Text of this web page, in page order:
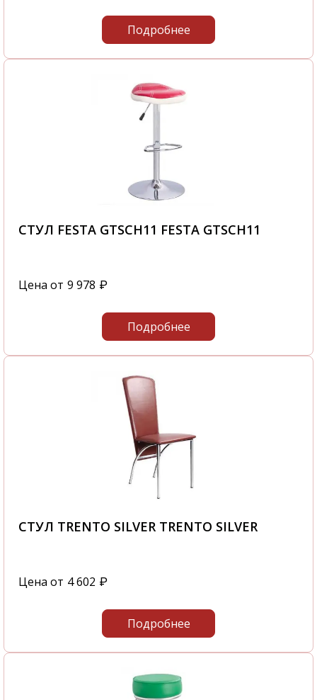
Подробнее
СТУЛ FESTA GTSCH11 FESTA GTSCH11
Цена от 9 978 ₽
Подробнее
СТУЛ TRENTO SILVER TRENTO SILVER
Цена от 4 602 ₽
Подробнее